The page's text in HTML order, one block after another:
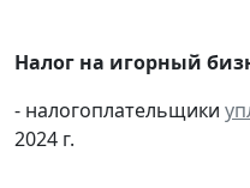
Налог на игорный
- налогоплательщики
2024 г.